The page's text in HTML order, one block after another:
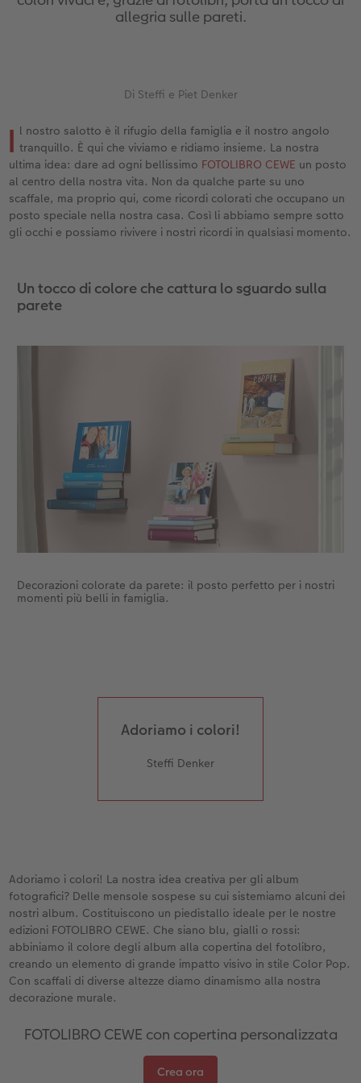
Custodia personalizzata
Copertina in pelle e lino
Primi passi
Come ordinare
Esempi di clienti
Nature Prints
Foto adesivi
Foto istantanee
Fototessere biometriche
Accessori
Poster con mappa
Plexiglas
Poster in alluminio
Foto su legno
Poster Gallery
Accessori
Altre occasioni
Cartoline postali
Cartoline singole con spedizione diretta
CEWE myPhotos
Giochi
Faber-Castell
Stampe artistiche
Foto-box regalo
Idee regalo
Barattolo per croccantini con foto
Cover in silicone
Cover in legno
Cover cellulare con tracolla
Con design
CEWE myPhotos
Calendari da parete con design
Calendario da parete A3
Calendario da tavolo quadrato
CEWE myPhotos
Accessori
per il compleanno
Fotoregali per Pasqua
per gli sposi
per l’addio al nubilato
Matrimonio
Storie dei clienti
App
allegria sulle pareti.
Di Steffi e Piet Denker
I l nostro salotto è il rifugio della famiglia e il nostro angolo
tranquillo. È qui che viviamo e ridiamo insieme. La nostra
ultima idea: dare ad ogni bellissimo FOTOLIBRO CEWE un posto
al centro della nostra vita. Non da qualche parte su uno
scaffale, ma proprio qui, come ricordi colorati che occupano un
posto speciale nella nostra casa. Così li abbiamo sempre sotto
gli occhi e possiamo rivivere i nostri ricordi in qualsiasi momento.
Un tocco di colore che cattura lo sguardo sulla
parete
Decorazioni colorate da parete: il posto perfetto per i nostri
momenti più belli in famiglia.
Adoriamo i colori!
Steffi Denker
Adoriamo i colori! La nostra idea creativa per gli album
fotografici? Delle mensole sospese su cui sistemiamo alcuni dei
nostri album. Costituiscono un piedistallo ideale per le nostre
edizioni FOTOLIBRO CEWE. Che siano blu, gialli o rossi:
abbiniamo il colore degli album alla copertina del fotolibro,
creando un elemento di grande impatto visivo in stile Color Pop.
Con scaffali di diverse altezze diamo dinamismo alla nostra
decorazione murale.
FOTOLIBRO CEWE con copertina personalizzata
Crea ora